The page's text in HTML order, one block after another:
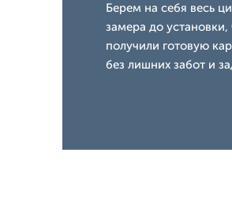
Берем на себя весь
замера до
получили готовую
без лишних забот и